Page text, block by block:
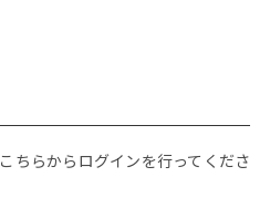
ちらからログインを行ってくださ